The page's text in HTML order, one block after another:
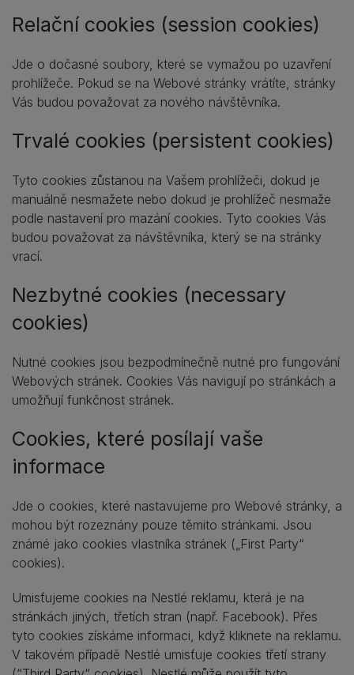
Relační cookies (session cookies)
Jde o dočasné soubory, které se vymažou po uzavření
prohlížeče. Pokud se na Webové stránky vrátíte, stránky
Vás budou považovat za nového návštěvníka.
Trvalé cookies (persistent cookies)
Tyto cookies zůstanou na Vašem prohlížeči, dokud je
manuálně nesmažete nebo dokud je prohlížeč nesmaže
podle nastavení pro mazání cookies. Tyto cookies Vás
budou považovat za návštěvníka, který se na stránky
vrací.
Nezbytné cookies (necessary
cookies)
Nutné cookies jsou bezpodmínečně nutné pro fungování
Webových stránek. Cookies Vás navigují po stránkách a
umožňují funkčnost stránek.
Cookies, které posílají vaše
informace
Jde o cookies, které nastavujeme pro Webové stránky, a
mohou být rozeznány pouze těmito stránkami. Jsou
známé jako cookies vlastníka stránek („First Party“
cookies).
Umisťujeme cookies na Nestlé reklamu, která je na
stránkách jiných, třetích stran (např. Facebook). Přes
tyto cookies získáme informaci, když kliknete na reklamu.
V takovém případě Nestlé umisťuje cookies třetí strany